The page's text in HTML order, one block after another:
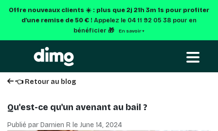
Offre nouveaux clients ☀️ : plus que 2j 21h 3m 0s pour profiter
d'une remise de 50 € ! Appelez le 04 11 92 05 38 pour en
bénéficier 🎁
En savoir +
👈 Retour au blog
Qu'est-ce qu'un avenant au bail ?
Publié par Damien R le June 14, 2024